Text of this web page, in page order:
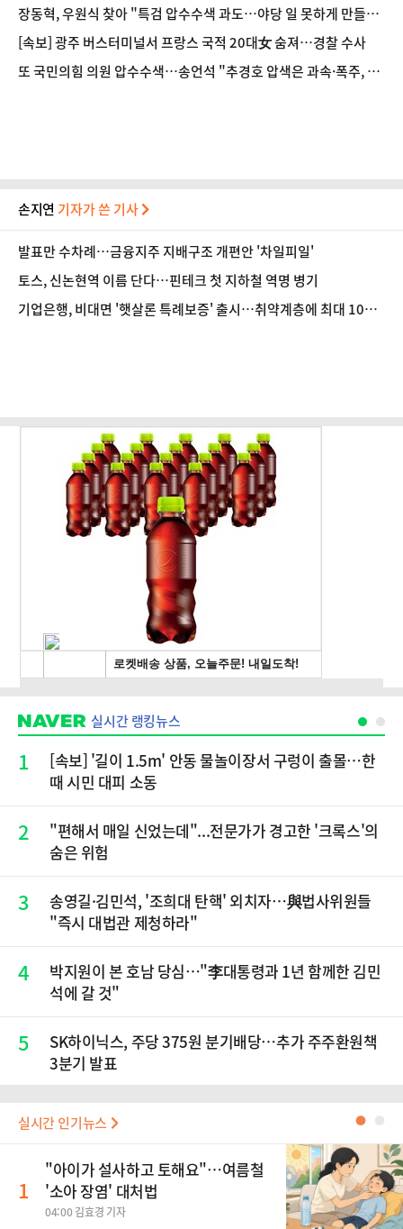
장동혁, 우원식 찾아 "특검 압수수색 과도…야당 일 못하게 만들려
는 것"
[속보] 광주 버스터미널서 프랑스 국적 20대女 숨져…경찰 수사
또 국민의힘 의원 압수수색…송언석 "추경호 압색은 과속·폭주, 국
손지연 기자가 쓴 기사
발표만 수차례…금융지주 지배구조 개편안 '차일피일'
토스, 신논현역 이름 단다…핀테크 첫 지하철 역명 병기
기업은행, 비대면 '햇살론 특례보증' 출시…취약계층에 최대 1000
실시간 랭킹뉴스
1
[속보] '길이 1.5m' 안동 물놀이장서 구렁이 출몰…한
때 시민 대피 소동
2
"편해서 매일 신었는데"...전문가가 경고한 '크록스'의
숨은 위험
3
송영길·김민석, '조희대 탄핵' 외치자…與법사위원들
"즉시 대법관 제청하라"
4
박지원이 본 호남 당심…"李대통령과 1년 함께한 김민
석에 갈 것"
5
SK하이닉스, 주당 375원 분기배당…추가 주주환원책
3분기 발표
실시간 인기뉴스 ●
1
"아이가 설사하고 토해요"…여름철
'소아 장염' 대처법
04:00 김효경 기자